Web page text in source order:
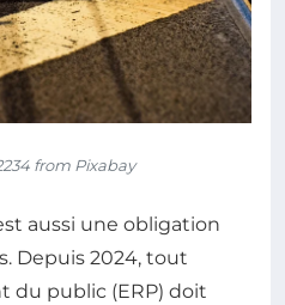
from Pixabay
aussi une obligation
Depuis 2024, tout
du public (ERP) doit